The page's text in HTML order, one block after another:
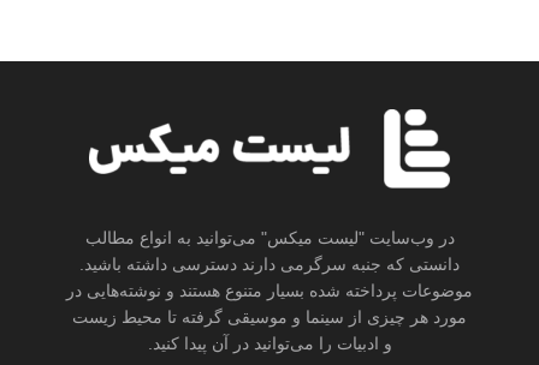
در وب‌سایت "لیست میکس" می‌توانید به انواع مطالب
دانستی که جنبه سرگرمی دارند دسترسی داشته باشید.
موضوعات پرداخته شده بسیار متنوع هستند و نوشته‌هایی در
مورد هر چیزی از سینما و موسیقی گرفته تا محیط زیست
و ادبیات را می‌توانید در آن پیدا کنید.